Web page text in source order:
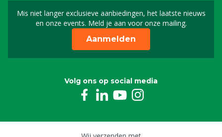
Mis niet langer exclusieve aanbiedingen, het laatste nieuws
en onze events. Meld je aan voor onze mailing.
Schrijf je in voor onze
Aanmelden
Volg ons op social media